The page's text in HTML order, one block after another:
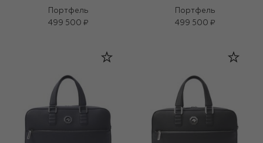
Портфель
499 500 ₽
Портфель
499 500 ₽